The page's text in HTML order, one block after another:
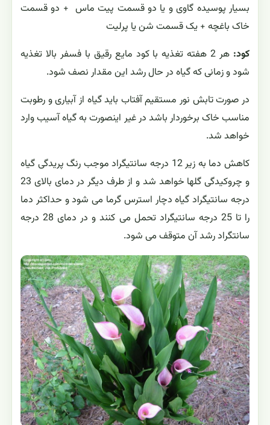
بسیار پوسیده گاوی و یا دو قسمت پیت ماس + دو قسمت
خاک باغچه + یک قسمت شن یا پرلیت
کود: هر 2 هفته تغذیه با کود مایع رقیق با فسفر بالاتغذیه
شود و زمانی که گیاه در حال رشد این مقدار نصف شود.
در صورت تابش نور مستقیم آفتاب باید گیاه از آبیاری و رطوبت
مناسب خاک برخوردار باشد در غیر اینصورت به گیاه آسیب وارد
خواهد شد.
کاهش دما به زیر 12 درجه سانتیگراد موجب رنگ پریدگی گیاه
و چروکیدگی گلها خواهد شد و از طرف دیگر در دمای بالای 23
درجه سانتیگراد گیاه دچار استرس گرما می شود و حداکثر دما
را تا 25 درجه سانتیگراد تحمل می کنند و در دمای 28 درجه
سانتگراد رشد آن متوقف می شود.